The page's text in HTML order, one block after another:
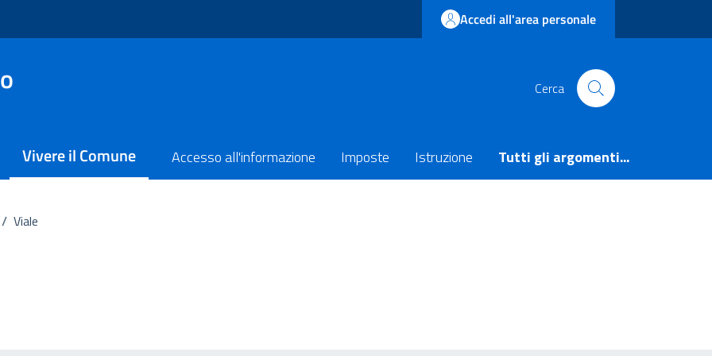
Accedi all'area personale
Cerca
Vivere il Comune Accesso all'informazione Imposte Istruzione Tutti gli argomenti...
/ Viale